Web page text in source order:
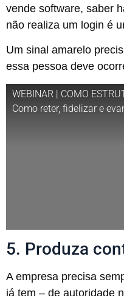
vende software, saber
não realiza um login é
Um sinal amarelo
essa pessoa deve
WEBINAR | COMO
Como reter, fidelizar e
5. Produza
A empresa precisa
já tem – de autoridade